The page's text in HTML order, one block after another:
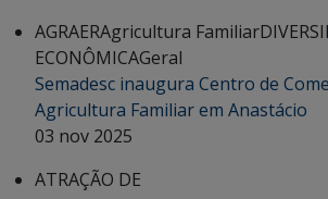
AGRAERAgricultura Familiar
ECONÔMICAGeral
Semadesc inaugura Centro de
Agricultura Familiar em Anastácio
03 nov 2025
ATRAÇÃO DE